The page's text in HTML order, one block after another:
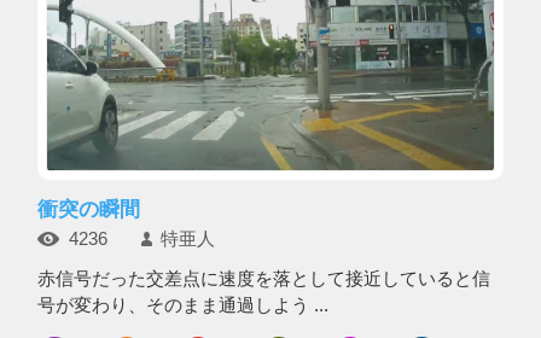
衝突の瞬間
4236 特亜人
赤信号だった交差点に速度を落として接近していると信
号が変わり、そのまま通過しよう ...